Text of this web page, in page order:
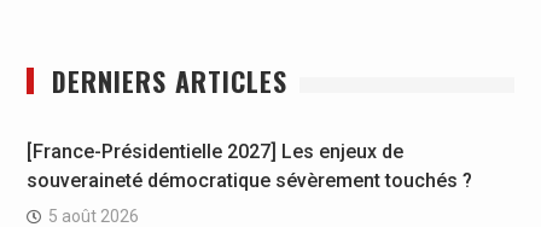
DERNIERS ARTICLES
[France-Présidentielle 2027] Les enjeux de
souveraineté démocratique sévèrement touchés ?
5 août 2026